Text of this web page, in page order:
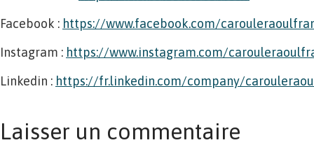
Facebook : https://www.facebook.com/
Instagram : https://www.instagram.com/
Linkedin : https://fr.linkedin.com/company/
Laisser un commentaire